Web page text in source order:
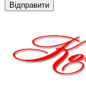
Відправити